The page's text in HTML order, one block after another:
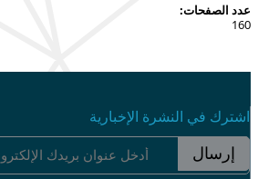
عدد الصفحات:
160
اشترك في النشرة الإخبارية
إرسال